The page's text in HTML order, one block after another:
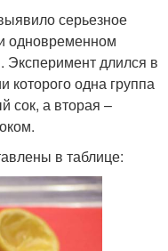
серьезное
одновременном
Эксперимент длился в
которого одна группа
сок, а вторая –
в таблице: